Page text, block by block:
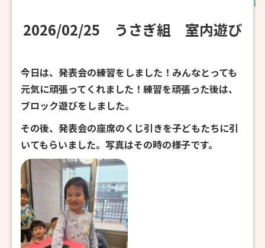
2026/02/25 うさぎ組 室内遊び
今日は、発表会の練習をしました！みんなとっても
元気に頑張ってくれました！練習を頑張った後は、
ブロック遊びをしました。
その後、発表会の座席のくじ引きを子どもたちに引
いてもらいました。写真はその時の様子です。